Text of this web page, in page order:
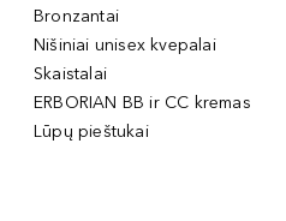
Bronzantai
Nišiniai unisex kvepalai
Skaistalai
ERBORIAN BB ir CC kremas
Lūpų pieštukai